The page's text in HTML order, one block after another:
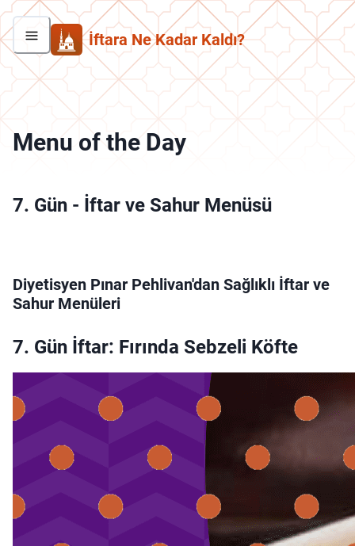
İftara Ne Kadar Kaldı?
Menu of the Day
7. Gün - İftar ve Sahur Menüsü
Diyetisyen Pınar Pehlivan'dan Sağlıklı İftar ve
Sahur Menüleri
7. Gün İftar: Fırında Sebzeli Köfte